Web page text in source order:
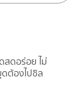
สดอร่อย ไม่
ต้องไปชิล